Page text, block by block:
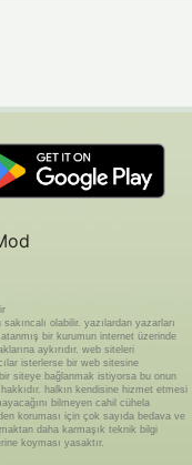
olabilir. yazılardan yazarları
bir kurumun internet üzerinde
aykırıdır. web siteleri
isterlerse bir web sitesine
siteye bağlanmak istiyorsa bu onun
halkın kendisine hizmet etmesi
bilmeyen cahil cühela
koruması için çok sayıda bedava ve
daha karmaşık teknik bilgi
koyması yasaktır.